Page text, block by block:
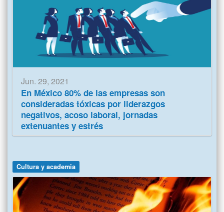
Jun. 29, 2021
En México 80% de las empresas son
consideradas tóxicas por liderazgos
negativos, acoso laboral, jornadas
extenuantes y estrés
Cultura y academia